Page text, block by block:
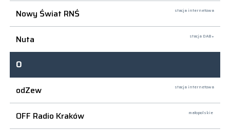
Nowy Świat RNŚ stacja internetowa
Nuta stacja DAB+
O
odZew
stacja internetowa
OFF Radio Kraków małopolskie